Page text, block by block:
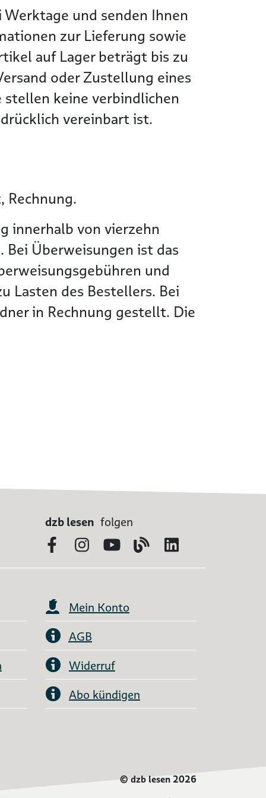
und senden Ihnen
zur Lieferung sowie
auf Lager beträgt bis zu
oder Zustellung eines
stellen keine verbindlichen
vereinbart ist.
Rechnung.
innerhalb von vierzehn
Überweisungen ist das
und
Lasten des Bestellers. Bei
in Rechnung gestellt. Die
dzb lesen folgen
FacebookInstagram
YouTubeBlog
Mein Konto
AGB
Widerruf
Abo kündigen
©dzb lesen 2026